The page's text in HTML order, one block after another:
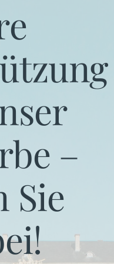
–
Sie